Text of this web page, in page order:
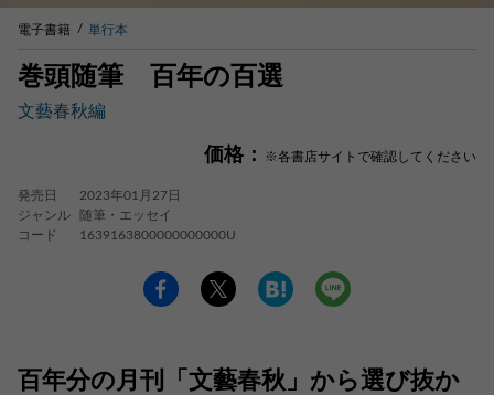
電子書籍 単行本
巻頭随筆 百年の百選
文藝春秋編
価格： ※各書店サイトで確認してください
発売日
2023年01月27日
ジャンル
随筆・エッセイ
コード
1639163800000000000U
百年分の月刊「文藝春秋」から選び抜か